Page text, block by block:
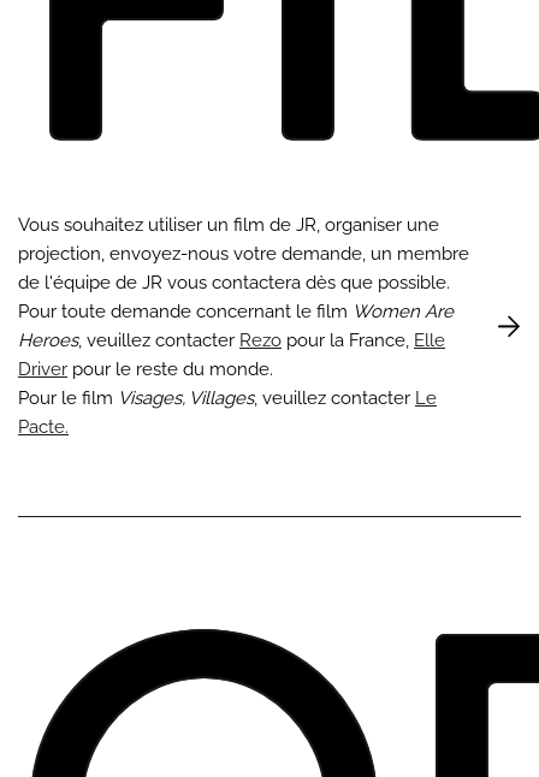
Vous souhaitez utiliser un film de JR, organiser une
projection, envoyez-nous votre demande, un membre
de l'équipe de JR vous contactera dès que possible.
Pour toute demande concernant le film Women Are
Heroes, veuillez contacter Rezo pour la France, Elle
Driver pour le reste du monde.
Pour le film Visages, Villages, veuillez contacter Le
Pacte.